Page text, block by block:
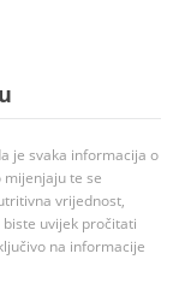
je svaka informacija o
te se
vrijednost,
uvijek pročitati
na informacije